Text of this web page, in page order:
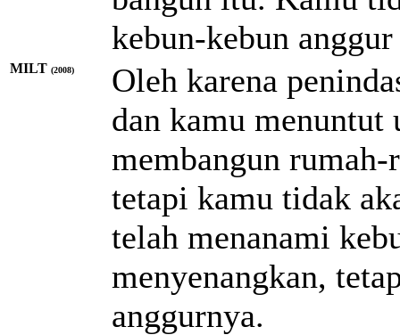
kebun-kebun
MILT (2008)
Oleh karena
dan kamu menuntut
membangun
tetapi kamu tidak
telah menanami
menyenangkan,
anggurnya.